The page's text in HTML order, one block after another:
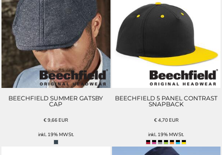
BEECHFIELD SUMMER GATSBY
CAP
€9,66EUR
inkl. 19% MWSt.
BEECHFIELD 5 PANEL CONTRAST
SNAPBACK
€4,70EUR
inkl. 19% MWSt.